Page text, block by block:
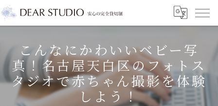
こんなにかわいいベビー写
真！名古屋天白区のフォトス
タジオで赤ちゃん撮影を体験
しよう！